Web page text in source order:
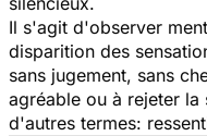
Il s'agit d'observer
disparition des
sans jugement, sans
agréable ou à rejeter la
d'autres termes: